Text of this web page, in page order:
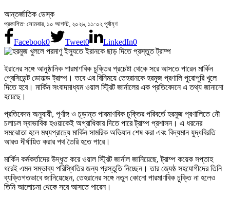
আন্তর্জাতিক ডেস্ক
প্রকাশিত: সোমবার, ১০ আগস্ট, ২০২৬, ১১:০২ পূর্বাহ্ণ
Facebook0 Tweet0 LinkedIn0
ইরানের সঙ্গে আনুষ্ঠানিক পারমাণবিক চুক্তির প্রচেষ্টা থেকে সরে আসতে পারেন মার্কিন
প্রেসিডেন্ট ডোনাল্ড ট্রাম্প। তবে এর বিনিময়ে তেহরানকে হরমুজ প্রণালি পুরোপুরি খুলে
দিতে হবে। মার্কিন সংবাদমাধ্যম ওয়াল স্ট্রিট জার্নালের এক প্রতিবেদনে এ তথ্য জানানো
হয়েছে।
প্রতিবেদন অনুযায়ী, পূর্ণাঙ্গ ও চূড়ান্ত পারমাণবিক চুক্তির পরিবর্তে হরমুজ প্রণালিতে নৌ
চলাচল স্বাভাবিক হওয়াকেই অগ্রাধিকার দিতে পারে ট্রাম্প প্রশাসন। এ ধরনের
সমঝোতা হলে মধ্যপ্রাচ্যে মার্কিন সামরিক অভিযান শেষ করা এবং বিদ্যমান যুদ্ধবিরতি
আরও দীর্ঘায়িত করার পথ তৈরি হতে পারে।
মার্কিন কর্মকর্তাদের উদ্ধৃত করে ওয়াল স্ট্রিট জার্নাল জানিয়েছে, ট্রাম্প কয়েক সপ্তাহ
ধরেই এমন সম্ভাব্য পরিস্থিতির জন্য প্রস্তুতি নিচ্ছেন। তার জ্যেষ্ঠ সহযোগীদের তিনি
ব্যক্তিগতভাবে জানিয়েছেন, তেহরানের সঙ্গে নতুন কোনো পারমাণবিক চুক্তি না হলেও
তিনি আলোচনা থেকে সরে আসতে পারেন।